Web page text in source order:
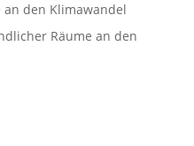
den Klimawandel
Räume an den